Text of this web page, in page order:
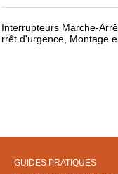
Interrupteurs Marche-
rrêt d'urgence, Montage
GUIDES PRATIQUES